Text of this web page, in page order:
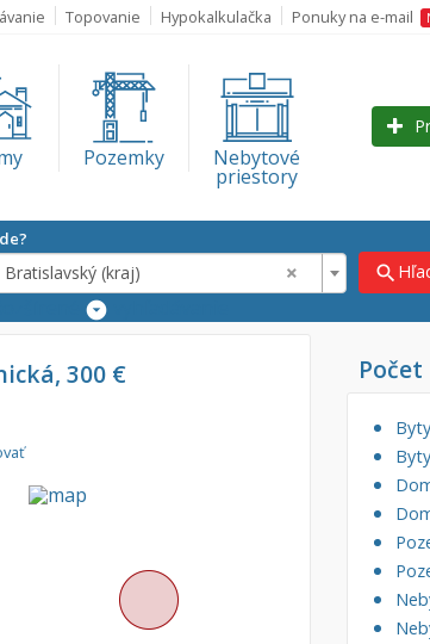
Topovanie Hypokalkulačka Ponuky na e-mail
Pozemky Nebytové
priestory
×
Bratislavský (kraj) search
Nebytové priestory
Administratívne,
300 €